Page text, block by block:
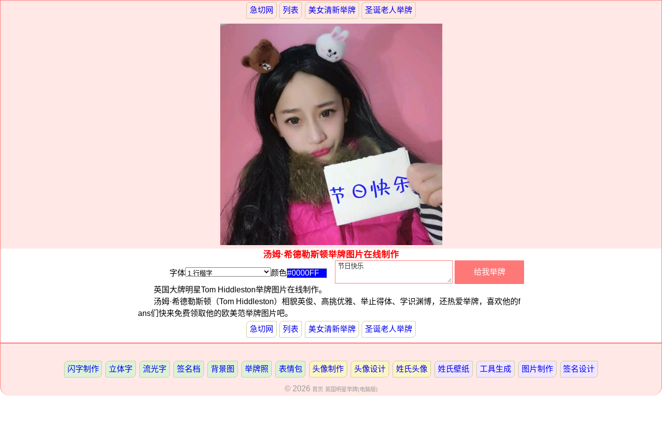
急切网 列表 美女清新举牌 圣诞老人举牌
汤姆·希德勒斯顿举牌图片在线制作
字体
颜色
英国大牌明星Tom Hiddleston举牌图片在线制作。
汤姆·希德勒斯顿（Tom Hiddleston）相貌英俊、高挑优雅、举止得体、学识渊博，还热爱举牌，喜欢他的f
ans们快来免费领取他的欧美范举牌图片吧。
急切网
列表 美女清新举牌 圣诞老人举牌
闪字制作 立体字 流光字 签名档 背景图 举牌照 表情包 头像制作 头像设计 姓氏头像 姓氏壁纸 工具生成 图片制作 签名设计
© 2026 首页 英国明星举牌(电脑版)